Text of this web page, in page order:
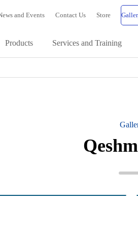
and Events Contact Us Store
Products Services and Training